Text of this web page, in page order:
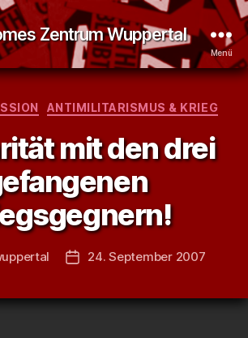
Zentrum Wuppertal
Menü
Kategorien
ANTIMILITARISMUS & KRIEG
mit den drei
Veröffentlichungsdatum
24. September 2007